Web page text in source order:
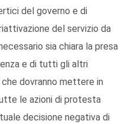
del governo e di
del servizio da
sia chiara la presa
e di tutti gli altri
dovranno mettere in
le azioni di protesta
decisione negativa di